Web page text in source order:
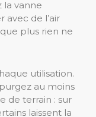
la vanne
avec de l’air
plus rien ne
utilisation.
au moins
de terrain : sur
laissent la